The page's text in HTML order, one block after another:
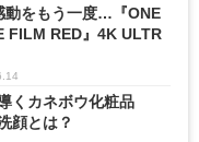
動をもう一度…『ONE
FILM RED』4K ULTR
くカネボウ化粧品
顔とは？